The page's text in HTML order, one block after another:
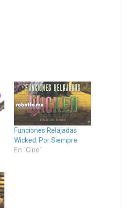
Funciones Relajadas
Wicked: Por Siempre
En "Cine"